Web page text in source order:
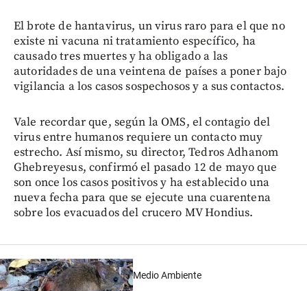
El brote de hantavirus, un virus raro para el que no
existe ni vacuna ni tratamiento específico, ha
causado tres muertes y ha obligado a las
autoridades de una veintena de países a poner bajo
vigilancia a los casos sospechosos y a sus contactos.
Vale recordar que, según la OMS, el contagio del
virus entre humanos requiere un contacto muy
estrecho. Así mismo, su director, Tedros Adhanom
Ghebreyesus, confirmó el pasado 12 de mayo que
son once los casos positivos y ha establecido una
nueva fecha para que se ejecute una cuarentena
sobre los evacuados del crucero MV Hondius.
Medio Ambiente